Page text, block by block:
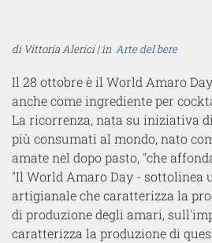
di Vittoria Alerici | in Arte del bere
Il 28 ottobre è il World Amaro
anche come ingrediente per
La ricorrenza, nata su iniziativa
più consumati al mondo, nato
amate nel dopo pasto, "che
"Il World Amaro Day - sottolinea
artigianale che caratterizza la
di produzione degli amari,
caratterizza la produzione di